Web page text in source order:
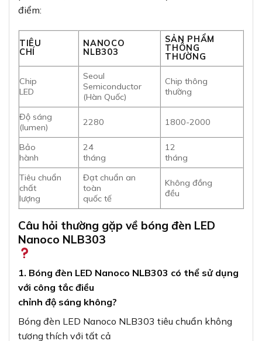
điểm:
TIÊU
CHÍ
NANOCO
NLB303
SẢN PHẨM
THÔNG
THƯỜNG
Chip
LED
Seoul
Semiconductor
(Hàn Quốc)
Chip thông
thường
Độ sáng
(lumen)
2280 1800-2000
Bảo
hành
24
tháng
12
tháng
Tiêu chuẩn
chất
lượng
Đạt chuẩn an
toàn
quốc tế
Không đồng
đều
Câu hỏi thường gặp về bóng đèn LED
Nanoco NLB303
1. Bóng đèn LED Nanoco NLB303 có thể sử dụng
với công tắc điều
chỉnh độ sáng không?
Bóng đèn LED Nanoco NLB303 tiêu chuẩn không
tương thích với tất cả